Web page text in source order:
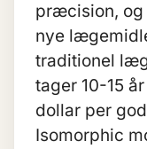
præcision, og
nye
traditionel
tager 10-15
dollar per
Isomorphic